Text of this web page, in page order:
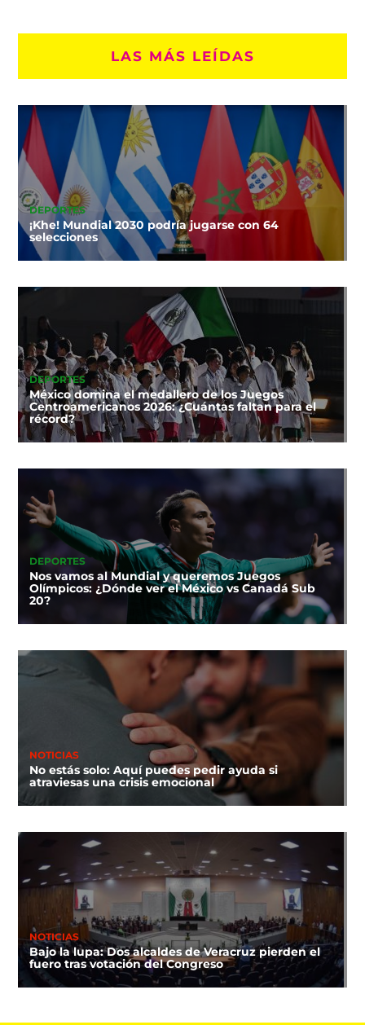
LAS MÁS LEÍDAS
DEPORTES
¡Khe! Mundial 2030 podría jugarse con 64
selecciones
DEPORTES
México domina el medallero de los Juegos
Centroamericanos 2026: ¿Cuántas faltan para el
récord?
DEPORTES
Nos vamos al Mundial y queremos Juegos
Olímpicos: ¿Dónde ver el México vs Canadá Sub
20?
NOTICIAS
No estás solo: Aquí puedes pedir ayuda si
atraviesas una crisis emocional
NOTICIAS
Bajo la lupa: Dos alcaldes de Veracruz pierden el
fuero tras votación del Congreso